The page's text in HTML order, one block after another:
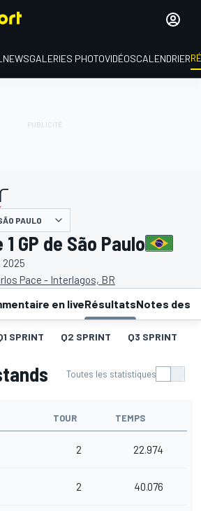
NEWSGALERIES PHOTOVIDÉOSCALENDRIER
PAULO
GP de São Paulo
2025
Pace - Interlagos, BR
en liveRésultatsNotes des
SPRINT Q2 SPRINT Q3 SPRINT
Toutes les statistiques
TOUR TEMPS
2 22.974
2 40.076